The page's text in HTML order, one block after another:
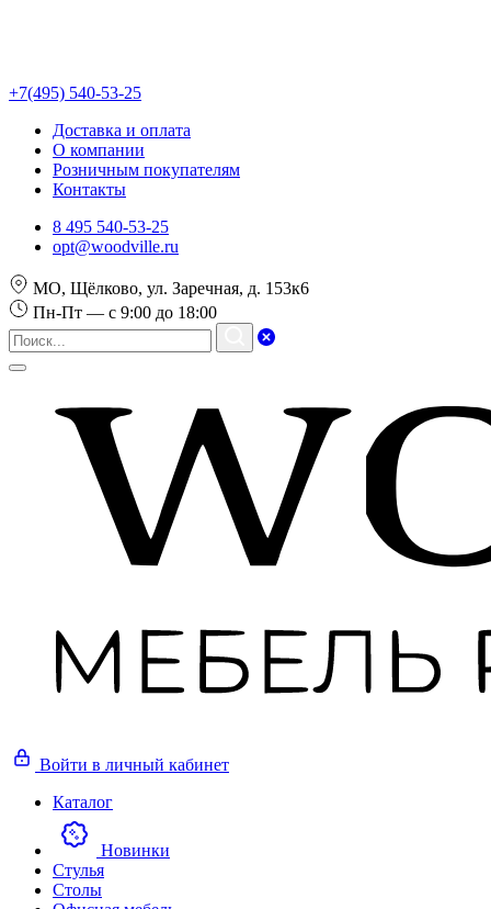
+7(495) 540-53-25
Доставка и оплата
О компании
Розничным покупателям
Контакты
8 495 540-53-25
opt@woodville.ru
МО, Щёлково, ул. Заречная, д. 153к6
Пн-Пт — с 9:00 до 18:00
Войти в личный кабинет
Каталог
Новинки
Стулья
Столы